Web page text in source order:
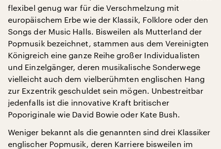
flexibel genug war für die Verschmelzung mit
europäischem Erbe wie der Klassik, Folklore oder den
Songs der Music Halls. Bisweilen als Mutterland der
Popmusik bezeichnet, stammen aus dem Vereinigten
Königreich eine ganze Reihe großer Individualisten
und Einzelgänger, deren musikalische Sonderwege
vielleicht auch dem vielberühmten englischen Hang
zur Exzentrik geschuldet sein mögen. Unbestreitbar
jedenfalls ist die innovative Kraft britischer
Poporiginale wie David Bowie oder Kate Bush.
Weniger bekannt als die genannten sind drei Klassiker
englischer Popmusik, deren Karriere bisweilen im